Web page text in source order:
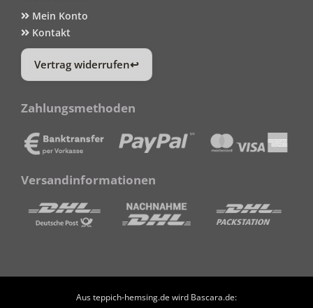
Mein Konto
Kontakt
Vertrag widerrufen
Zahlungsmethoden
Versandinformationen
Aus teppich-hemsing.de wird Bascara.de: